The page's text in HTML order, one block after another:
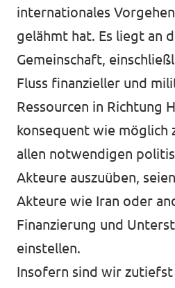
internationales
gelähmt hat. Es liegt an
Gemeinschaft,
Fluss finanzieller und
Ressourcen in Richtung
konsequent wie möglich
allen notwendigen
Akteure auszuüben,
Akteure wie Iran oder
Finanzierung und
einstellen.
Insofern sind wir zutiefst